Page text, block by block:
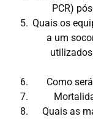
PCR)
Quais os
a um
Como
Quais as